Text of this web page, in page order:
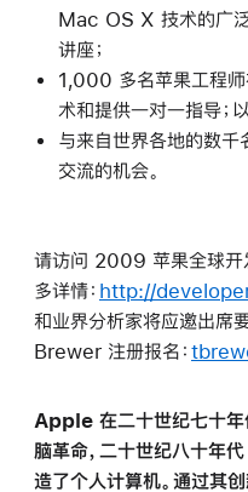
Mac OS X 技术的广
讲座；
1,000 多名苹果工程师
术和提供一对一指导；
与来自世界各地的数
交流的机会。
请访问 2009 苹果全球开
多详情： http://
和业界分析家将应邀出席
Brewer 注册报名：
Apple 在二十世纪七十
脑革命，二十世纪八十
造了个人计算机。通过其